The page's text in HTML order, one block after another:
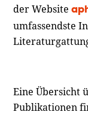
der Website
umfassendste
Eine Übersicht
Publikationen